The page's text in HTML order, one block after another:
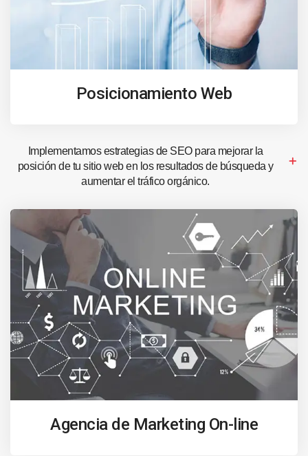
Posicionamiento Web
Implementamos estrategias de SEO para mejorar la
posición de tu sitio web en los resultados de búsqueda y
aumentar el tráfico orgánico.
Agencia de Marketing On-line